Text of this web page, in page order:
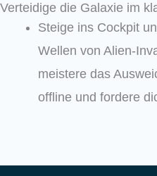
Verteidige die Galaxie im
Steige ins Cockpit
Wellen von Alien-
meistere das
offline und fordere